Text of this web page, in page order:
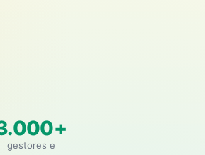
gestores e